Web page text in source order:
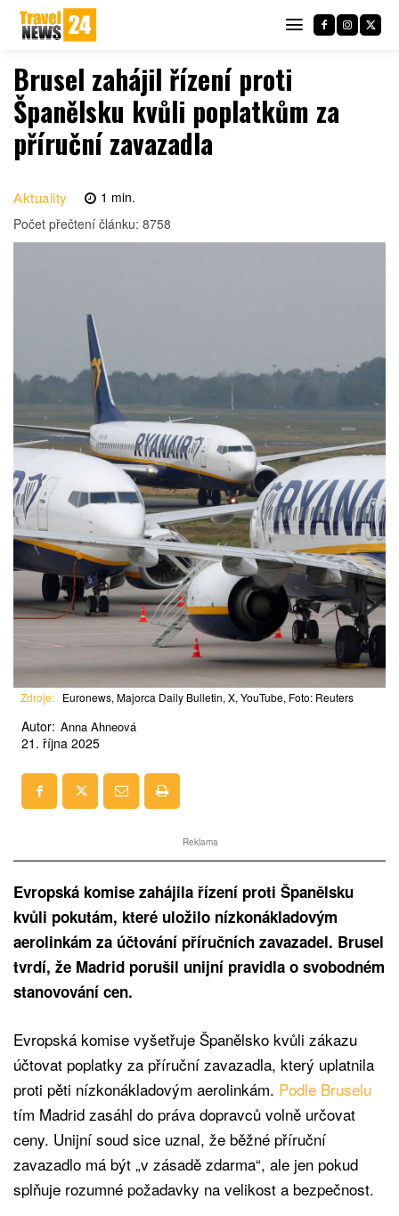
Brusel zahájil řízení proti
Španělsku kvůli poplatkům za
příruční zavazadla
Aktuality 1 min.
Počet přečtení článku: 8758
Zdroje: Euronews, Majorca Daily Bulletin, X, YouTube, Foto: Reuters
Autor: Anna Ahneová
21. října 2025
Reklama
Evropská komise zahájila řízení proti Španělsku
kvůli pokutám, které uložilo nízkonákladovým
aerolinkám za účtování příručních zavazadel. Brusel
tvrdí, že Madrid porušil unijní pravidla o svobodném
stanovování cen.
Evropská komise vyšetřuje Španělsko kvůli zákazu
účtovat poplatky za příruční zavazadla, který uplatnila
proti pěti nízkonákladovým aerolinkám. Podle Bruselu
tím Madrid zasáhl do práva dopravců volně určovat
ceny. Unijní soud sice uznal, že běžné příruční
zavazadlo má být „v zásadě zdarma“, ale jen pokud
splňuje rozumné požadavky na velikost a bezpečnost.